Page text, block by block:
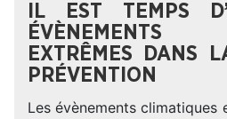
IL EST TEMPS
ÉVÈNEMENTS
EXTRÊMES DANS
PRÉVENTION
Les évènements climatiques